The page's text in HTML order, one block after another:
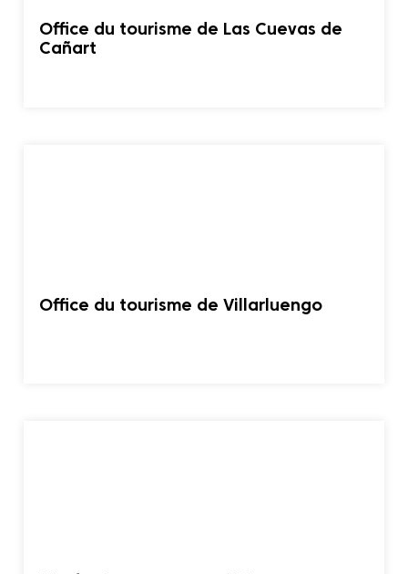
Office du tourisme de Las Cuevas de
Cañart
Office du tourisme de Villarluengo